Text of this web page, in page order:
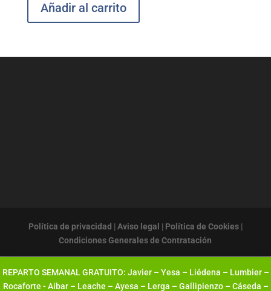
REPARTO SEMANAL GRATUITO: Javier – Yesa – Liédena – Lumbier –
Rocaforte - Aibar – Leache – Ayesa – Lerga – Gallipienzo – Cáseda –
Añadir al carrito
Política de privacidad | Aviso legal | Política de Cookies|
Condiciones Generales de Contratación